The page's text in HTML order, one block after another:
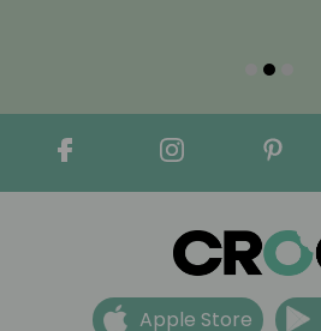
Apple Store